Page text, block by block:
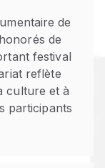
de
de
festival
reflète
culture et à
participants